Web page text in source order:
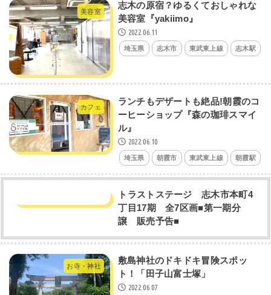
美容室
志木の原宿？ゆるくておしゃれな
美容室『yakiimo』
2022.06.11
埼玉県 志木市 東武東上線 志木駅
カフェ
ランチもデザートも絶品!朝霞のコ
ーヒーショップ『森の珈琲スマイ
ル』
2022.06.10
埼玉県 朝霞市 東武東上線 朝霞駅
トラストステージ 志木市本町4
丁目17期 全7区画■第一期分
譲 販売予告■
お寺・神社
敷島神社のドキドキ冒険スポッ
ト！「田子山富士塚」
2022.06.07